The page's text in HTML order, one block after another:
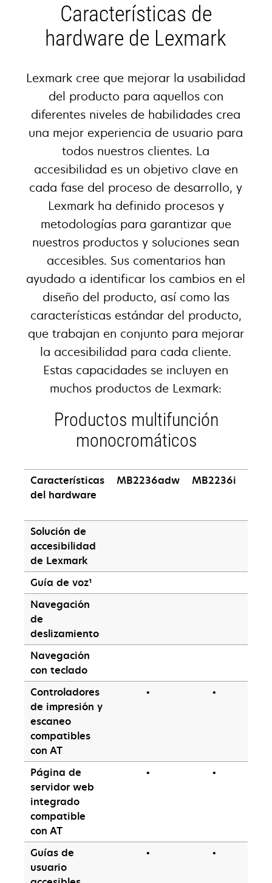
Características de
hardware de Lexmark
Lexmark cree que mejorar la usabilidad
del producto para aquellos con
diferentes niveles de habilidades crea
una mejor experiencia de usuario para
todos nuestros clientes. La
accesibilidad es un objetivo clave en
cada fase del proceso de desarrollo, y
Lexmark ha definido procesos y
metodologías para garantizar que
nuestros productos y soluciones sean
accesibles. Sus comentarios han
ayudado a identificar los cambios en el
diseño del producto, así como las
características estándar del producto,
que trabajan en conjunto para mejorar
la accesibilidad para cada cliente.
Estas capacidades se incluyen en
muchos productos de Lexmark:
Productos multifunción
monocromáticos
Características
del hardware
MB2236adw MB2236i
Solución de
accesibilidad
de Lexmark
Guía de voz¹
Navegación
de
deslizamiento
Navegación
con teclado
Controladores
de impresión y
escaneo
compatibles
con AT
• •
Página de
servidor web
integrado
compatible
con AT
• •
Guías de
usuario
• •